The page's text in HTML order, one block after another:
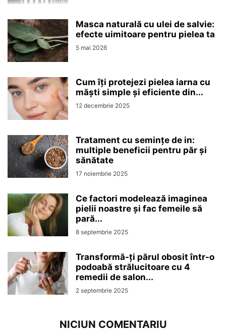
Masca naturală cu ulei de salvie:
efecte uimitoare pentru pielea ta
5 mai 2026
Cum îți protejezi pielea iarna cu
măști simple și eficiente din...
12 decembrie 2025
Tratament cu semințe de in:
multiple beneficii pentru păr și
sănătate
17 noiembrie 2025
Ce factori modelează imaginea
pielii noastre și fac femeile să
pară...
8 septembrie 2025
Transformă-ți părul obosit într-o
podoabă strălucitoare cu 4
remedii de salon...
2 septembrie 2025
NICIUN COMENTARIU